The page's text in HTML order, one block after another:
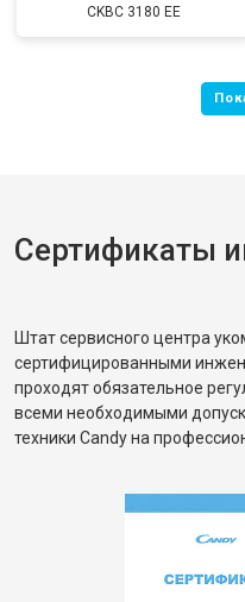
CKBC 3180 EE
Сертификаты
Штат сервисного центра
сертифицированными
проходят обязательное
всеми необходимыми
техники Candy на